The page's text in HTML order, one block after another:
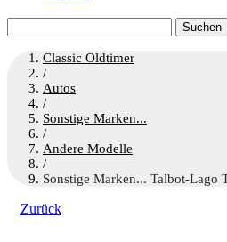
nach:
Classic Oldtimer
/
Autos
/
Sonstige Marken...
/
Andere Modelle
/
Sonstige Marken... Talbot-Lago
Zurück